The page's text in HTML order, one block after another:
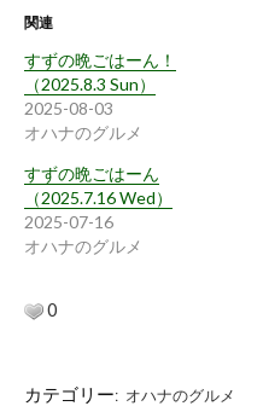
関連
すずの晩ごはーん！
（2025.8.3 Sun）
2025-08-03
オハナのグルメ
すずの晩ごはーん
（2025.7.16 Wed）
2025-07-16
オハナのグルメ
0
カテゴリー: オハナのグルメ